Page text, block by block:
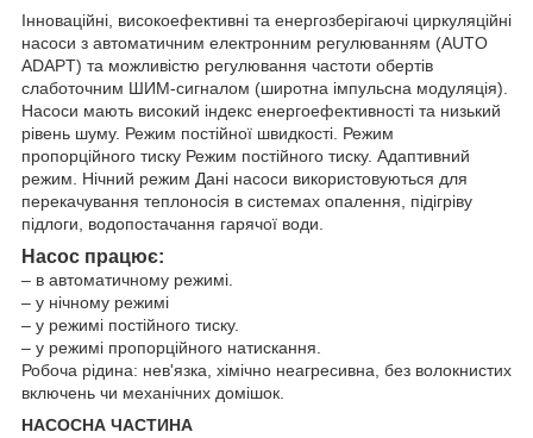
Інноваційні, високоефективні та енергозберігаючі циркуляційні
насоси з автоматичним електронним регулюванням (AUTO
ADAPT) та можливістю регулювання частоти обертів
слаботочним ШИМ-сигналом (широтна імпульсна модуляція).
Насоси мають високий індекс енергоефективності та низький
рівень шуму. Режим постійної швидкості. Режим
пропорційного тиску Режим постійного тиску. Адаптивний
режим. Нічний режим Дані насоси використовуються для
перекачування теплоносія в системах опалення, підігріву
підлоги, водопостачання гарячої води.
Насос працює:
– в автоматичному режимі.
– у нічному режимі
– у режимі постійного тиску.
– у режимі пропорційного натискання.
Робоча рідина: нев'язка, хімічно неагресивна, без волокнистих
включень чи механічних домішок.
НАСОСНА ЧАСТИНА